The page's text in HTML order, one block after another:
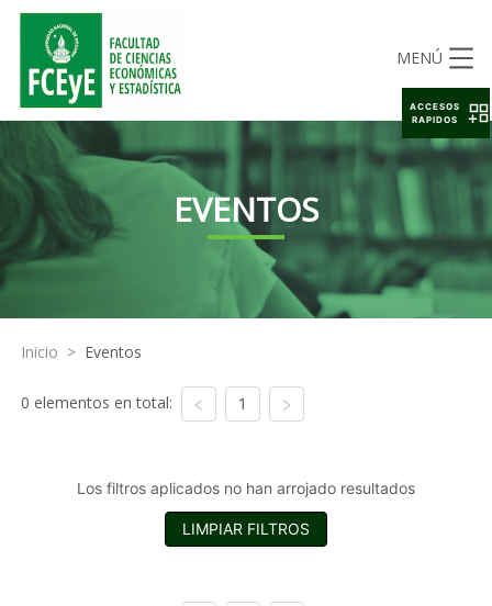
MENÚ
EVENTOS
Inicio > Eventos
0 elementos en total: 1
Los filtros aplicados no han arrojado resultados
LIMPIAR FILTROS
ACCESOS
RAPIDOS